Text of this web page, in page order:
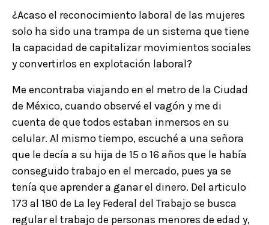
¿Acaso el reconocimiento laboral de las mujeres
solo ha sido una trampa de un sistema que tiene
la capacidad de capitalizar movimientos sociales
y convertirlos en explotación laboral?
Me encontraba viajando en el metro de la Ciudad
de México, cuando observé el vagón y me di
cuenta de que todos estaban inmersos en su
celular. Al mismo tiempo, escuché a una señora
que le decía a su hija de 15 o 16 años que le había
conseguido trabajo en el mercado, pues ya se
tenía que aprender a ganar el dinero. Del articulo
173 al 180 de La ley Federal del Trabajo se busca
regular el trabajo de personas menores de edad y,